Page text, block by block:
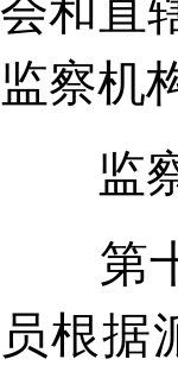
会和直
监察机
监察
第十
员根据